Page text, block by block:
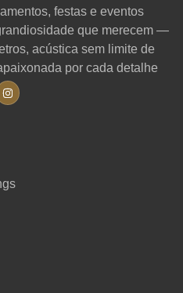
festas e eventos
que merecem —
acústica sem limite de
por cada detalhe